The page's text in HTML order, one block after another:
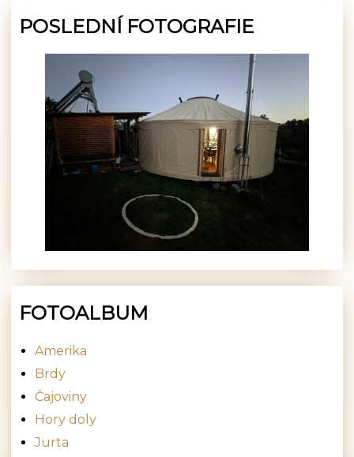
POSLEDNÍ FOTOGRAFIE
FOTOALBUM
Amerika
Brdy
Čajoviny
Hory doly
Jurta